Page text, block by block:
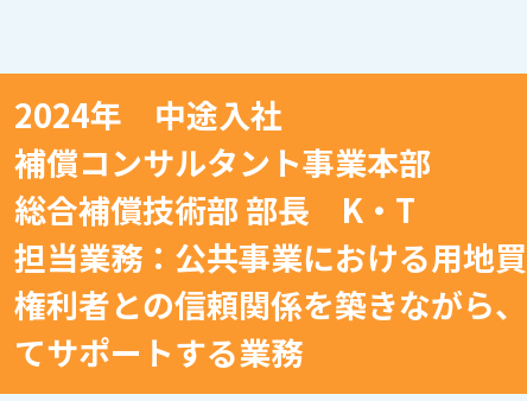
2024年 中途入社
補償コンサルタント事業本部
総合補償技術部 部長 K・T
担当業務：公共事業における用地買
権利者との信頼関係を築きながら
てサポートする業務